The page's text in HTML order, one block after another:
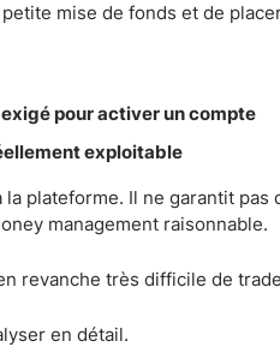
mise de fonds et de
pour activer un compte
exploitable
plateforme. Il ne garantit
management raisonnable.
revanche très difficile de
en détail.